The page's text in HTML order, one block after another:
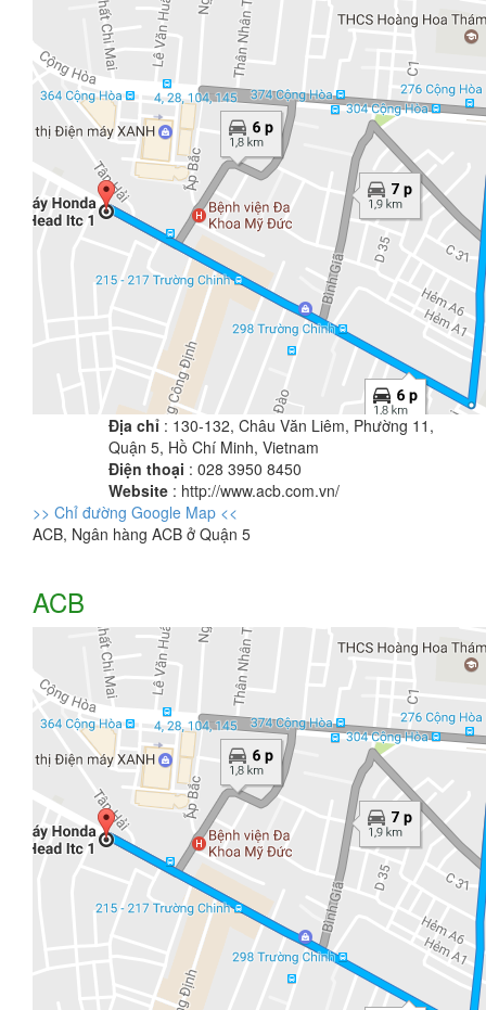
Địa chỉ : 130-132, Châu Văn Liêm, Phường 11,
Quận 5, Hồ Chí Minh, Vietnam
Điện thoại : 028 3950 8450
Website : http://www.acb.com.vn/
>> Chỉ đường Google Map <<
ACB, Ngân hàng ACB ở Quận 5
ACB